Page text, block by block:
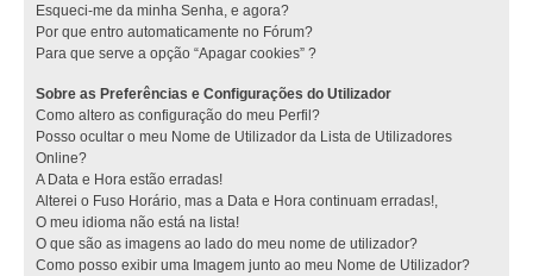
Esqueci-me da minha Senha, e agora?
Por que entro automaticamente no Fórum?
Para que serve a opção “Apagar cookies” ?
Sobre as Preferências e Configurações do Utilizador
Como altero as configuração do meu Perfil?
Posso ocultar o meu Nome de Utilizador da Lista de Utilizadores
Online?
A Data e Hora estão erradas!
Alterei o Fuso Horário, mas a Data e Hora continuam erradas!,
O meu idioma não está na lista!
O que são as imagens ao lado do meu nome de utilizador?
Como posso exibir uma Imagem junto ao meu Nome de Utilizador?